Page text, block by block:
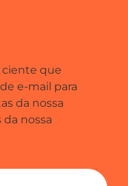
ciente que
e-mail para
da nossa
nossa